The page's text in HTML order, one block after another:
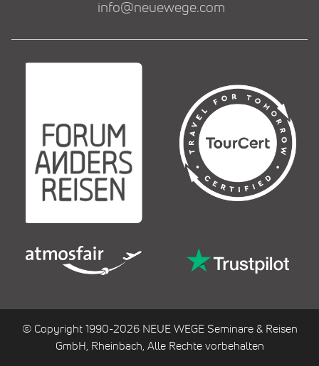
info@neuewege.com
© Copyright 1990-2026 NEUE WEGE Seminare & Reisen
GmbH, Rheinbach, Alle Rechte vorbehalten